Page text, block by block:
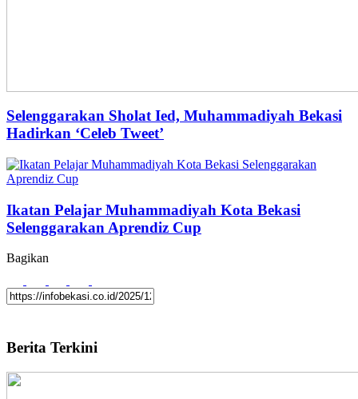
Selenggarakan Sholat Ied, Muhammadiyah Bekasi
Hadirkan ‘Celeb Tweet’
Ikatan Pelajar Muhammadiyah Kota Bekasi
Selenggarakan Aprendiz Cup
Bagikan
Berita Terkini